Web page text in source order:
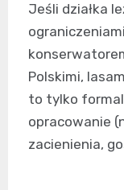
Jeśli działka
Polskimi,
to tylko
opracowanie
zacienienia,